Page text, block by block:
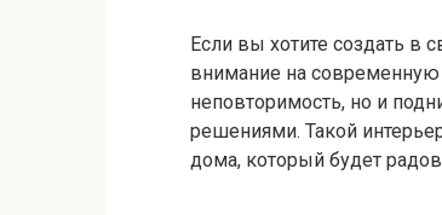
Если вы хотите создать в
внимание на современную
неповторимость, но и
решениями. Такой
дома, который будет